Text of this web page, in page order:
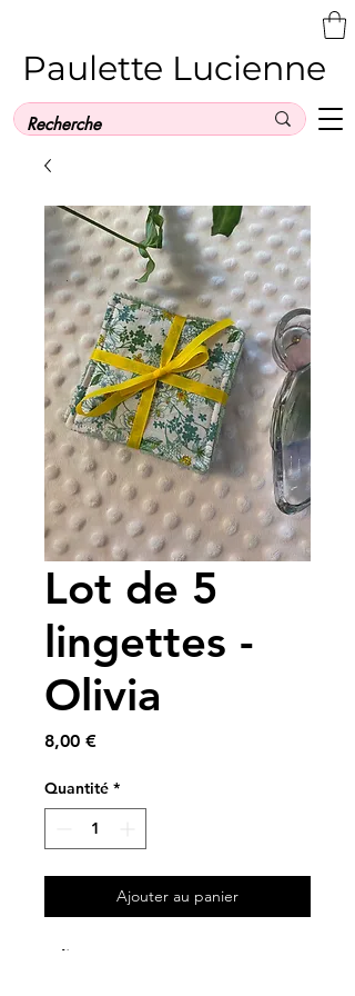
Paulette Lucienne
Lot de 5
lingettes -
Olivia
8,00 €Prix
Quantité *
Ajouter au panier
5 lingettes 10 x 10 cm